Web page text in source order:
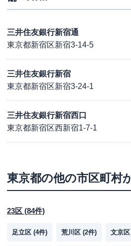
三井住友銀行新宿通
東京都新宿区新宿3-14-5
三井住友銀行新宿
東京都新宿区新宿3-24-1
三井住友銀行新宿西口
東京都新宿区西新宿1-7-1
東京都の他の市区町村
23区 (84件)
足立区 (4件) 荒川区 (2件) 文京区